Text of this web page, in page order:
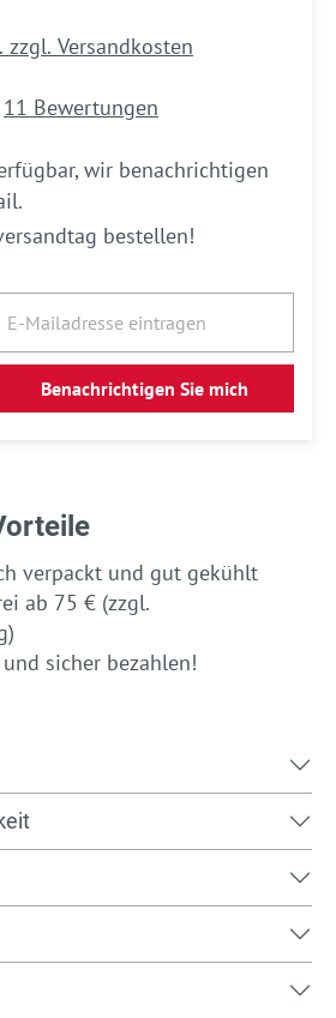
zzgl. Versandkosten
11 Bewertungen
wir benachrichtigen
bestellen!
Benachrichtigen Sie mich
verpackt und gut gekühlt
ab 75 € (zzgl.
sicher bezahlen!